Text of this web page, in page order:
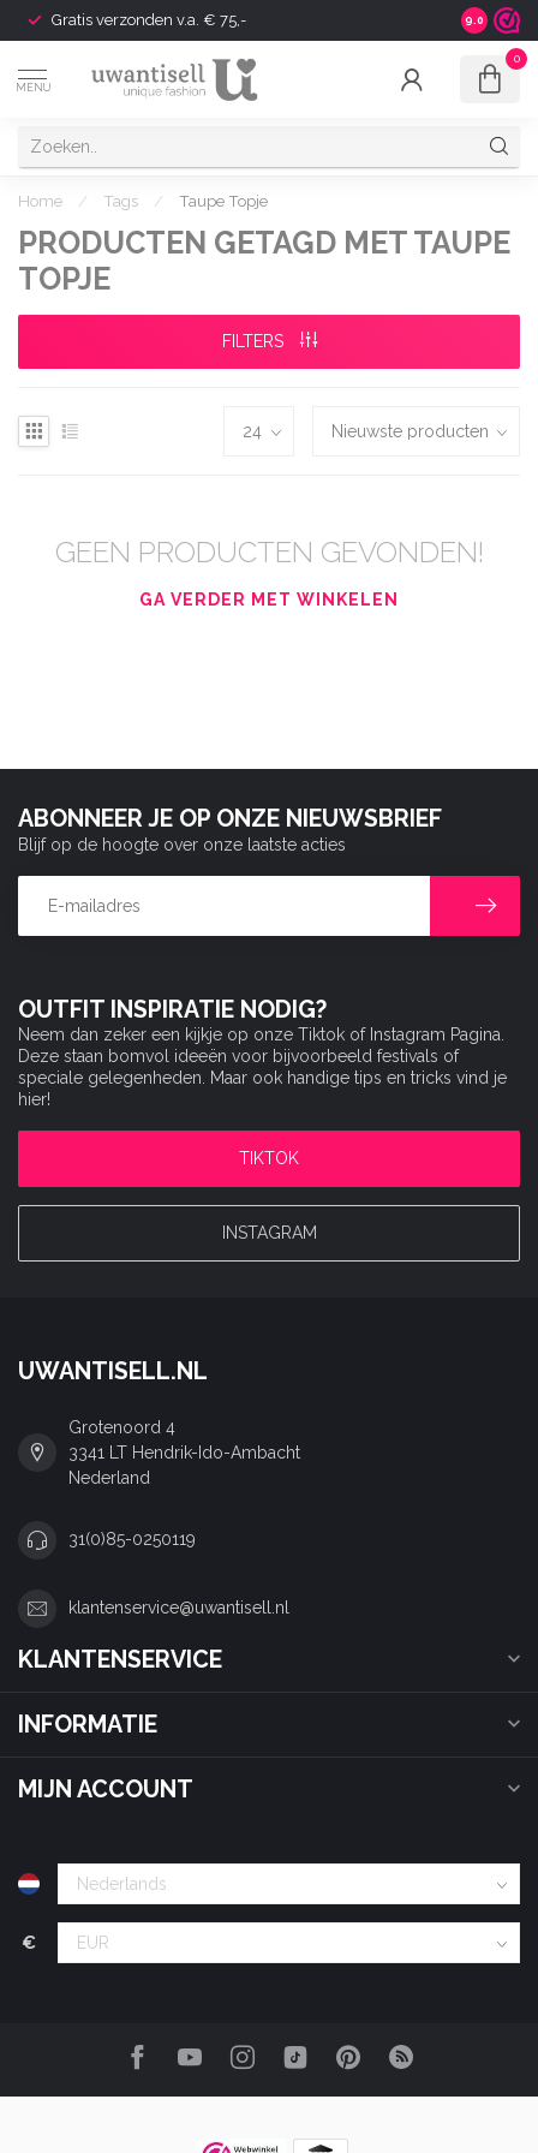
Gratis verzonden v.a. € 75,- Shipping
9.0
MENU
0
Home / Tags / Taupe Topje
PRODUCTEN GETAGD MET TAUPE
TOPJE
FILTERS
GEEN PRODUCTEN GEVONDEN!
GA VERDER MET WINKELEN
OUTFIT INSPIRATIE NODIG?
Neem dan zeker een kijkje op onze Tiktok of Instagram Pagina.
Deze staan bomvol ideeën voor bijvoorbeeld festivals of
speciale gelegenheden. Maar ook handige tips en tricks vind je
hier!
TIKTOK
INSTAGRAM
ABONNEER JE OP ONZE NIEUWSBRIEF
Blijf op de hoogte over onze laatste acties
UWANTISELL.NL
Grotenoord 4
3341 LT Hendrik-Ido-Ambacht
Nederland
31(0)85-0250119
klantenservice@uwantisell.nl
KLANTENSERVICE
INFORMATIE
MIJN ACCOUNT
€